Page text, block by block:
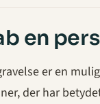
en
er en
der har